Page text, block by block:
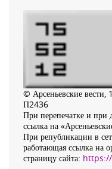
© Арсеньевские
П2436
При перепечатке и при
ссылка на
При републикации в
работающая ссылка на
страницу сайта: